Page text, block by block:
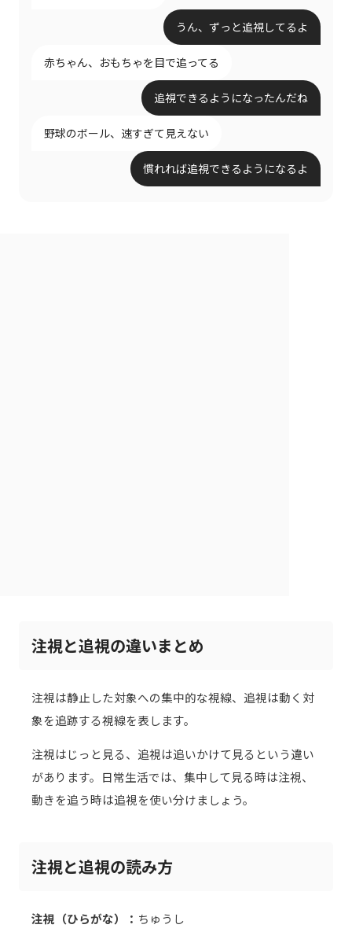
うん、ずっと追視してるよ
赤ちゃん、おもちゃを目で追ってる
追視できるようになったんだね
野球のボール、速すぎて見えない
慣れれば追視できるようになるよ
注視と追視の違いまとめ
注視は静止した対象への集中的な視線、追視は動く対
象を追跡する視線を表します。
注視はじっと見る、追視は追いかけて見るという違い
があります。日常生活では、集中して見る時は注視、
動きを追う時は追視を使い分けましょう。
注視と追視の読み方
注視（ひらがな）： ちゅうし